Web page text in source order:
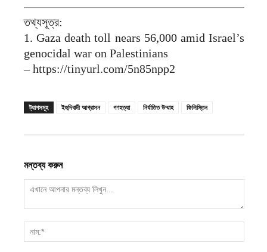
তথ্যসূত্র:
1. Gaza death toll nears 56,000 amid Israel’s
genocidal war on Palestinians
– https://tinyurl.com/5n85npp2
ট্যাগসমূহ ইহুদিবাদী আগ্রাসন গণহত্যা নির্যাতিত উম্মাহ ফিলিস্তিন
মন্তব্য করুন